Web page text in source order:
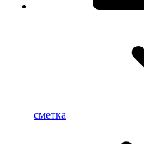
сметка